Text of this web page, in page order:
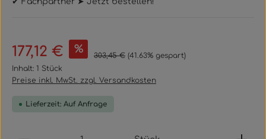
Verkaufspreis:
177,12 € % Regulärer Preis:
303,45 € (41.63% gespart)
Inhalt: 1 Stück
Preise inkl. MwSt. zzgl. Versandkosten
Lieferzeit: Auf Anfrage
Produkt Anzahl: Gib den gewünschten Wert